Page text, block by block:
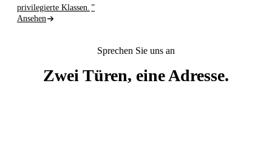
privilegierte Klassen.
Ansehen
Sprechen Sie uns an
Zwei Türen, eine Adresse.